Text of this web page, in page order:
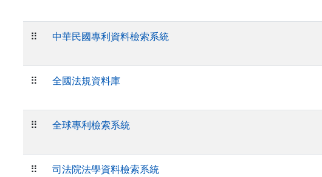
⠿ 中華民國專利資料檢索系統
⠿ 全國法規資料庫
⠿ 全球專利檢索系統
⠿ 司法院法學資料檢索系統